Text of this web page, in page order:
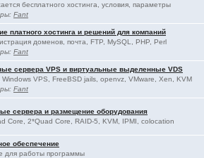
бесплатного хостинга, условия, параметры
Fant
платного хостинга и решений для компаний
доменов, почта, FTP, MySQL, PHP, Perl
Fant
сервера VPS и виртуальные выделенные VDS
VPS, FreeBSD jails, openvz, VMware, Xen, KVM
Fant
сервера и размещение оборудования
Core, 2*Quad Core, RAID-5, KVM, IPMI, colocation
обеспечение
для работы программы